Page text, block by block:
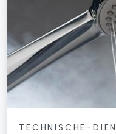
TECHNISCHE-